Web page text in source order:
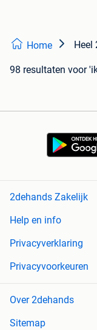
Home Heel
98 resultaten voor
2dehands Zakelijk
Help en info
Privacyverklaring
Privacyvoorkeuren
Over 2dehands
Sitemap